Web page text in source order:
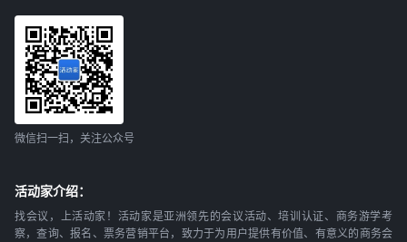
微信扫一扫，关注公众号
活动家介绍：
找会议，上活动家！活动家是亚洲领先的会议活动、培训认证、商务游学考
察，查询、报名、票务营销平台，致力于为用户提供有价值、有意义的商务会